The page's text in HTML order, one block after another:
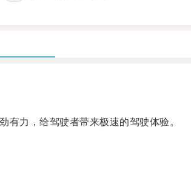
力，给驾驶者带来极速的驾驶体验。